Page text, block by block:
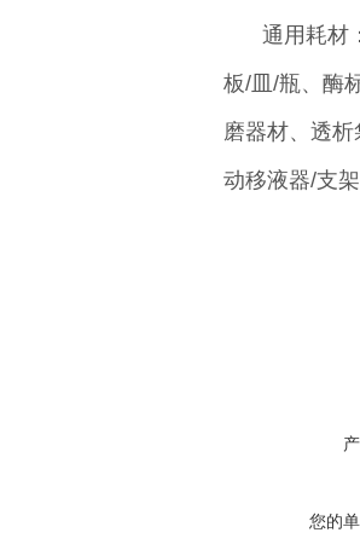
通用耗材
板/皿/瓶、酶
磨器材、透
动移液器/支
您的